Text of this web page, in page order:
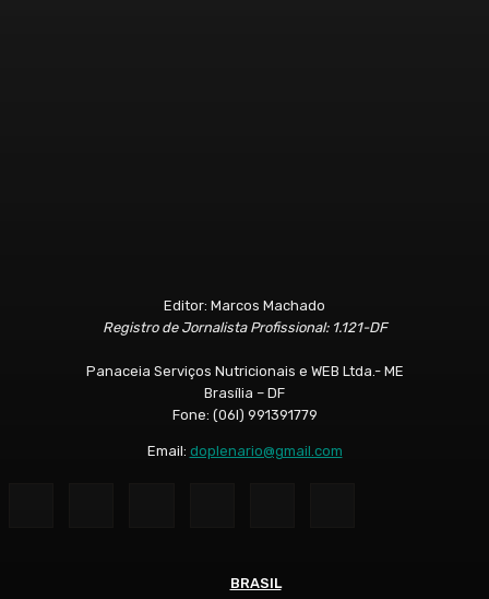
BRASIL
Editor: Marcos Machado
Registro de Jornalista Profissional: 1.121-DF
Panaceia Serviços Nutricionais e WEB Ltda.- ME
Brasília – DF
Fone: (06l) 991391779
Email: doplenario@gmail.com